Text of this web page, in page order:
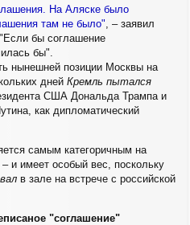
На Аляске было
там не было" , – заявил
бы соглашение
бы".
нынешней позиции Москвы на
дней Кремль пытался
США Дональда Трампа и
как дипломатический
самым категоричным на
и имеет особый вес, поскольку
в зале на встрече с российской
"соглашение"